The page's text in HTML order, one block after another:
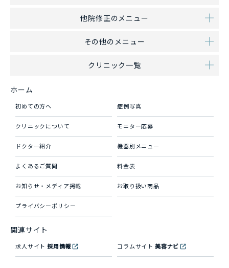
他院修正のメニュー
その他のメニュー
クリニック一覧
ホーム
初めての方へ 症例写真
クリニックについて モニター応募
ドクター紹介 機器別メニュー
よくあるご質問 料金表
お知らせ・メディア掲載 お取り扱い商品
プライバシーポリシー
関連サイト
求人サイト採用情報 コラムサイト 美容ナビ